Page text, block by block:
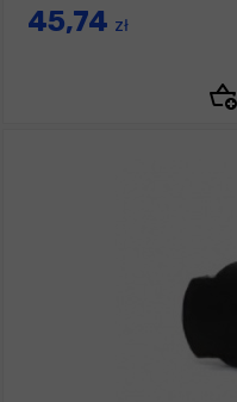
45,74 zł